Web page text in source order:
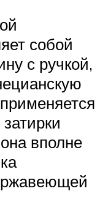
собой
с ручкой,
вполне